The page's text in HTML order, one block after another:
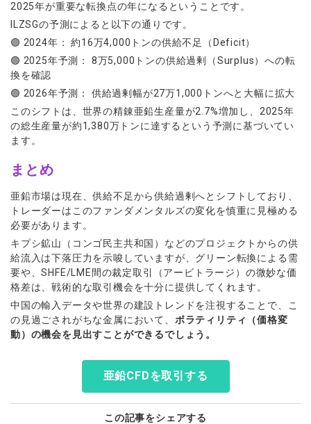
2025年が重要な転換点の年になるということです。
ILZSGの予測によると以下の通りです。
🟣 2024年： 約16万4,000トンの供給不足（Deficit）
🟣 2025年予測： 8万5,000トンの供給過剰（Surplus）への転
換を確認
🟣 2026年予測： 供給過剰幅が27万1,000トンへと大幅に拡大
このシフトは、世界の精錬亜鉛生産量が2.7%増加し、2025年
の総生産量が約1,380万トンに達するという予測に基づいてい
ます。
まとめ
亜鉛市場は現在、供給不足から供給過剰へとシフトしており、
トレーダーはこのファンダメンタルズの変化を慎重に見極める
必要があります。
キプシ鉱山（コンゴ民主共和国）などのプロジェクトからの供
給流入は下落圧力を示唆していますが、グリーン転換による需
要や、SHFE/LME間の裁定取引（アービトラージ）の微妙な価
格差は、戦術的な取引機会を十分に提供してくれます。
中国の輸入データや世界の建設トレンドを注視することで、こ
の見過ごされがちな金属において、 ボラティリティ（価格変
動）の機会を見出すことができるでしょう。
亜鉛CFDを取引する
この記事をシェアする